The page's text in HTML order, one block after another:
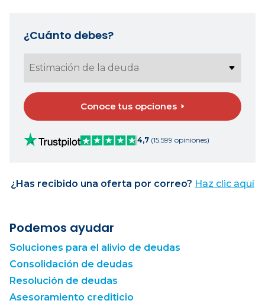
¿Cuánto debes?
Conoce tus opciones
4,7 (15.599 opiniones)
¿Has recibido una oferta por correo? Haz clic aquí
Podemos ayudar
Soluciones para el alivio de deudas
Consolidación de deudas
Resolución de deudas
Asesoramiento crediticio